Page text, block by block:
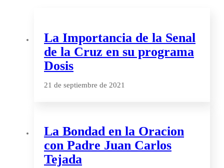
La Importancia de la Senal
de la Cruz en su programa
Dosis
21 de septiembre de 2021
La Bondad en la Oracion
con Padre Juan Carlos
Tejada